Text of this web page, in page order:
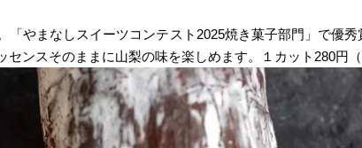
「やまなしスイーツコンテスト2025焼き菓子部門」で優
ンスそのままに山梨の味を楽しめます。１カット280円（